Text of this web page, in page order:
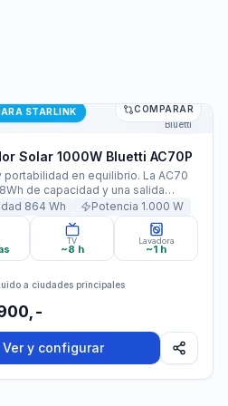
Solar 1000W Bluetti AC70P
Bluetti
STARLINK COMPARAR
Solar 1000W Bluetti AC70P
portabilidad en equilibrio. La AC70
de capacidad y una salida
1,000W (picos de 2,000W). Carga al
min y cuenta con 7 salidas para
dispositivos.
864 Wh Potencia 1.000 W
TV
~8 h
Lavadora
~1 h
a ciudades principales
Ver y configurar